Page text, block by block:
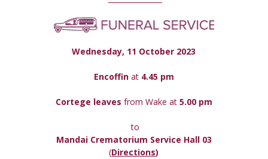
Wednesday, 11 October 2023
Encoffin at 4.45 pm
Cortege leaves from Wake at 5.00 pm
to
Mandai Crematorium Service Hall 03
(Directions)